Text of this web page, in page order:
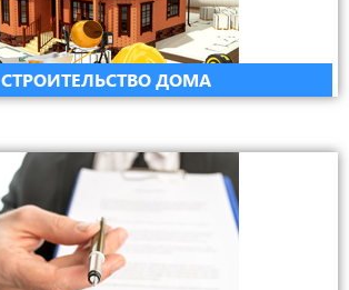
СТРОИТЕЛЬСТВО ДОМА